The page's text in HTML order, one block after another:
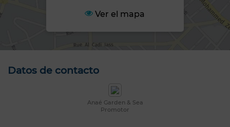
Ver el mapa
Datos de contacto
Anaé Garden & Sea
Promotor